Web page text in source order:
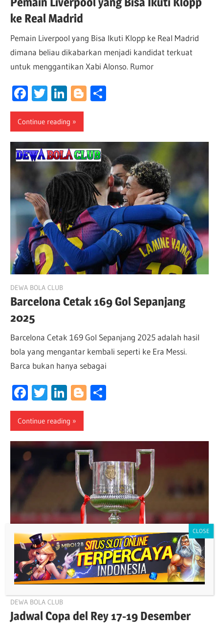
ke Real Madrid
Pemain Liverpool yang Bisa Ikuti Klopp ke Real Madrid
dimana beliau dikabarkan menjadi kandidat terkuat
untuk menggantikan Xabi Alonso. Rumor
Facebook
Twitter
LinkedIn
Blogger
Continue reading
December 22, 2025
DEWA BOLA CLUB
Barcelona Cetak 169 Gol Sepanjang
2025
Barcelona Cetak 169 Gol Sepanjang 2025 adalah hasil
bola yang mengantar kembali seperti ke Era Messi.
Barca bukan hanya sebagai
Facebook
Twitter
LinkedIn
Blogger
Continue reading
December 17, 2025
DEWA BOLA CLUB
Jadwal Copa del Rey 17-19 Desember